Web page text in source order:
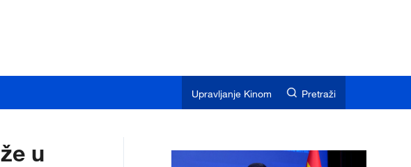
Upravljanje Kinom Pretraži
u